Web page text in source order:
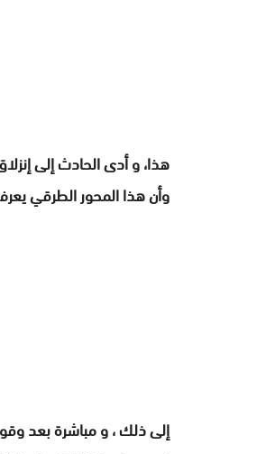
هذا، و أدى الحادث إلى
وأن هذا المحور الطرقي
إلى ذلك ، و مباشرة بعد